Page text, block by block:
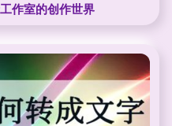
作室的创作世界